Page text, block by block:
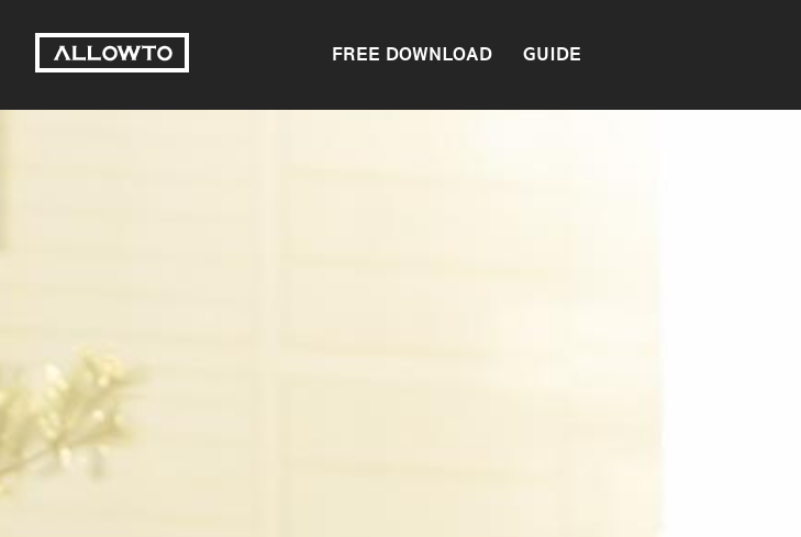
FREE DOWNLOAD GUIDE